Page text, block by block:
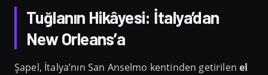
Tuğlanın Hikâyesi: İtalya’dan
New Orleans’a
Şapel, İtalya’nın San Anselmo kentinden getirilen el